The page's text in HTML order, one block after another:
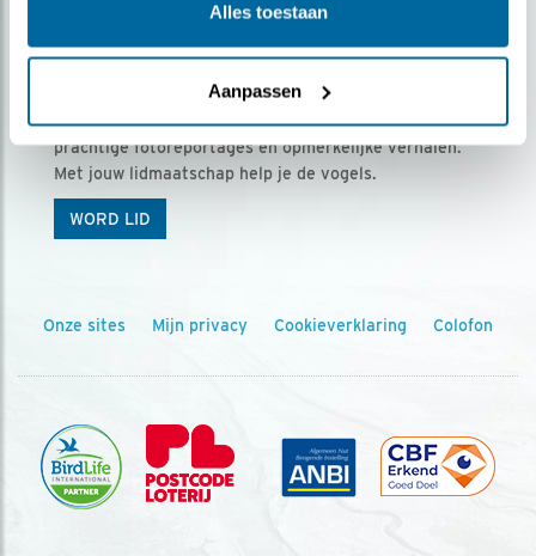
Alles toestaan
Aanpassen
Ontvang 5 x Vogels voor € 36,00 per jaar
Vogels is het tijdschrift voor onze leden, met
prachtige fotoreportages en opmerkelijke verhalen.
Met jouw lidmaatschap help je de vogels.
WORD LID
Onze sites Mijn privacy Cookieverklaring Colofon